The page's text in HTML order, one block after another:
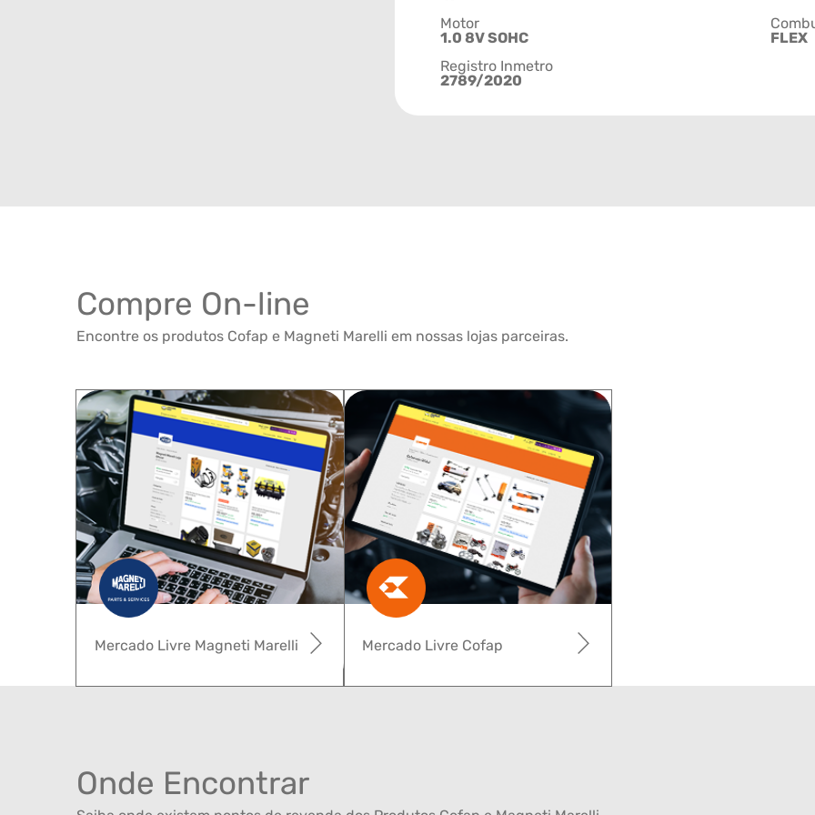
Motor
1.0 8V SOHC
FLEX
Registro Inmetro
2789/2020
Compre On-line
Encontre os produtos Cofap e Magneti Marelli em nossas lojas parceiras.
Mercado Livre Cofap
Mercado Livre Magneti Marelli
Onde Encontrar